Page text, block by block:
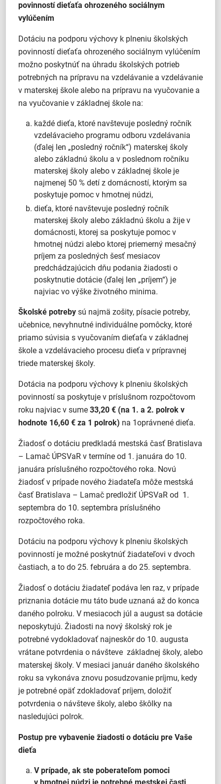
povinností dieťaťa ohrozeného sociálnym
vylúčením
Dotáciu na podporu výchovy k plneniu školských
povinností dieťaťa ohrozeného sociálnym vylúčením
možno poskytnúť na úhradu školských potrieb
potrebných na prípravu na vzdelávanie a vzdelávanie
v materskej škole alebo na prípravu na vyučovanie a
na vyučovanie v základnej škole na:
každé dieťa, ktoré navštevuje posledný ročník
vzdelávacieho programu odboru vzdelávania
(ďalej len „posledný ročník“) materskej školy
alebo základnú školu a v poslednom ročníku
materskej školy alebo v základnej škole je
najmenej 50 % detí z domácností, ktorým sa
poskytuje pomoc v hmotnej núdzi,
dieťa, ktoré navštevuje posledný ročník
materskej školy alebo základnú školu a žije v
domácnosti, ktorej sa poskytuje pomoc v
hmotnej núdzi alebo ktorej priemerný mesačný
príjem za posledných šesť mesiacov
predchádzajúcich dňu podania žiadosti o
poskytnutie dotácie (ďalej len „príjem“) je
najviac vo výške životného minima.
Školské potreby sú najmä zošity, písacie potreby,
učebnice, nevyhnutné individuálne pomôcky, ktoré
priamo súvisia s vyučovaním dieťaťa v základnej
škole a vzdelávacieho procesu dieťa v prípravnej
triede materskej školy.
Dotácia na podporu výchovy k plneniu školských
povinností sa poskytuje v príslušnom rozpočtovom
roku najviac v sume 33,20 € (na 1. a 2. polrok v
hodnote 16,60 € za 1 polrok) na 1oprávnené dieťa.
Žiadosť o dotáciu predkladá mestská časť Bratislava
– Lamač ÚPSVaR v termíne od 1. januára do 10.
januára príslušného rozpočtového roka. Novú
žiadosť v prípade nového žiadateľa môže mestská
časť Bratislava – Lamač predložiť ÚPSVaR od 1.
septembra do 10. septembra príslušného
rozpočtového roka.
Dotáciu na podporu výchovy k plneniu školských
povinností je možné poskytnúť žiadateľovi v dvoch
častiach, a to do 25. februára a do 25. septembra.
Žiadosť o dotáciu žiadateľ podáva len raz, v prípade
priznania dotácie mu táto bude uznaná až do konca
daného polroku. V mesiacoch júl a august sa dotácie
neposkytujú. Žiadosti na nový školský rok je
potrebné vydokladovať najneskôr do 10. augusta
vrátane potvrdenia o návšteve základnej školy, alebo
materskej školy. V mesiaci január daného školského
roku sa vykonáva znovu posudzovanie príjmu, kedy
je potrebné opäť zdokladovať príjem, doložiť
potvrdenia o návšteve školy, alebo škôlky na
nasledujúci polrok.
Postup pre vybavenie žiadosti o dotáciu pre Vaše
dieťa
V prípade, ak ste poberateľom pomoci